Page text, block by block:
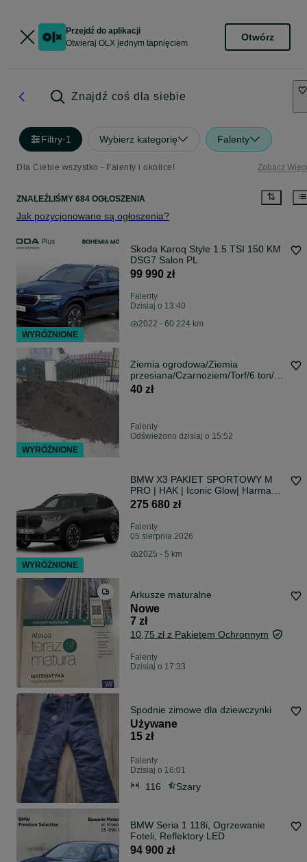
Przejdź do aplikacji
Otwieraj OLX jednym tapnięciem
Otwórz
Znajdź coś dla siebie
Filtry·1 Wybierz kategorię Falenty
Dla Ciebie wszystko - Falenty i okolice! Zobacz
ZNALEŹLIŚMY 684 OGŁOSZENIA
Jak pozycjonowane są ogłoszenia?
Skoda Karoq Style 1.5 TSI 150 KM
DSG7 Salon PL
99 990 zł
Falenty
Dzisiaj o 13:40
2022 - 60 224 km
Ziemia ogrodowa/Ziemia
przesiana/Czarnoziem/Torf/6 ton/15
ton
40 zł
Falenty
Odświeżono dzisiaj o 15:52
BMW X3 PAKIET SPORTOWY M
PRO | HAK | Iconic Glow| Harman
Kardon |
275 680 zł
Falenty
05 sierpnia 2026
2025 - 5 km
Arkusze maturalne
Nowe
7 zł
10,75 zł z Pakietem Ochronnym
Falenty
Dzisiaj o 17:33
Spodnie zimowe dla dziewczynki
Używane
15 zł
Falenty
Dzisiaj o 16:01
116 Szary
BMW Seria 1 118i, Ogrzewanie
Foteli, Reflektory LED
94 900 zł
WYRÓŻNIONE
WYRÓŻNIONE
WYRÓŻNIONE